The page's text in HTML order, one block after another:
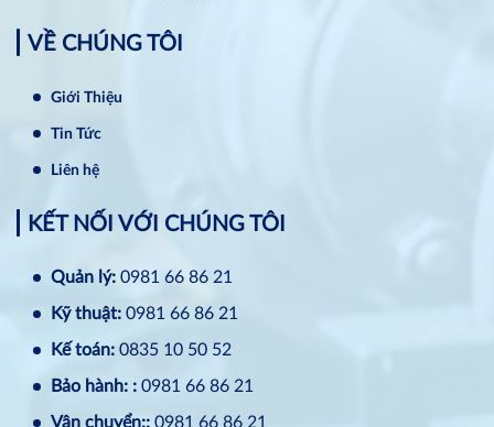
VỀ CHÚNG TÔI
Giới Thiệu
Tin Tức
Liên hệ
KẾT NỐI VỚI CHÚNG TÔI
Quản lý: 0981 66 86 21
Kỹ thuật: 0981 66 86 21
Kế toán: 0835 10 50 52
Bảo hành: : 0981 66 86 21
Vận chuyển:: 0981 66 86 21